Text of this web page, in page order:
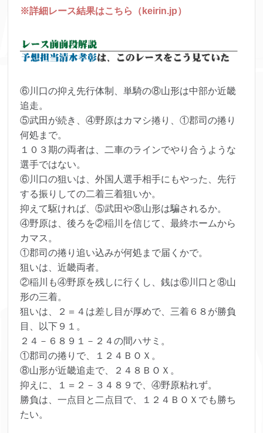
※詳細レース結果はこちら（keirin.jp）
⑥川口の抑え先行体制、単騎の⑧山形は中部か近畿
追走。
⑤武田が続き、④野原はカマシ捲り、①郡司の捲り
何処まで。
１０３期の両者は、二車のラインでやり合うような
選手ではない。
⑥川口の狙いは、外国人選手相手にもやった、先行
する振りしての二着三着狙いか。
抑えて駆ければ、⑤武田や⑧山形は騙されるか。
④野原は、後ろを②稲川を信じて、最終ホームから
カマス。
①郡司の捲り追い込みが何処まで届くかで。
狙いは、近畿両者。
②稲川も④野原を残しに行くし、銭は⑥川口と⑧山
形の三着。
狙いは、２＝４は差し目が厚めで、三着６８が勝負
目、以下９１。
２４－６８９１－２４の間ハサミ。
①郡司の捲りで、１２４ＢＯＸ。
⑧山形が近畿追走で、２４８ＢＯＸ。
抑えに、１＝２－３４８９で、④野原粘れず。
勝負は、一点目と二点目で、１２４ＢＯＸでも勝ち
たい。